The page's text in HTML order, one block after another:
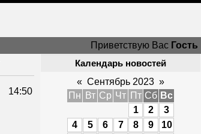
Приветствую Вас Гость
14:50
Календарь новостей
« Сентябрь 2023 »
Пн
Вт Ср Чт Пт Сб Вс
1
2
3
4
5 6 7 8 9
10